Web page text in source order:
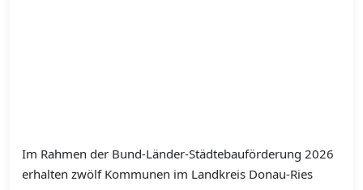
Im Rahmen der Bund-Länder-Städtebauförderung 2026
erhalten zwölf Kommunen im Landkreis Donau-Ries